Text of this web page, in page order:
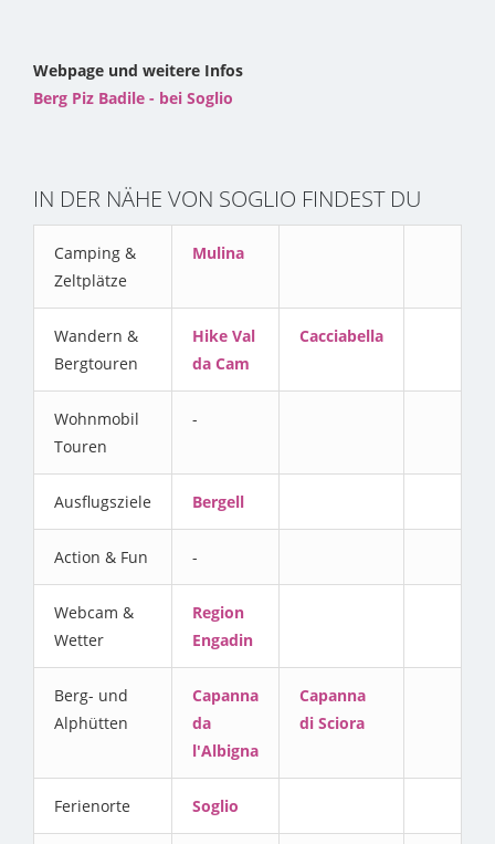
Webpage und weitere Infos
Berg Piz Badile - bei Soglio
IN DER NÄHE VON SOGLIO FINDEST DU
Camping &
Zeltplätze
Mulina
Wandern &
Bergtouren
Hike Val
da Cam
Cacciabella
Wohnmobil
Touren
-
Ausflugsziele Bergell
Action & Fun -
Webcam &
Wetter
Region
Engadin
Berg- und
Alphütten
Capanna
da
l'Albigna
Capanna
di Sciora
Ferienorte Soglio